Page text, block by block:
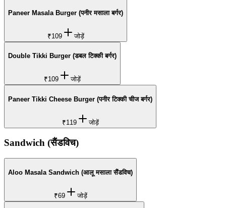
Paneer Masala Burger (पनीर मसाला बर्गर)
₹109 जोड़ें
Double Tikki Burger (डबल टिक्की बर्गर)
₹109 जोड़ें
Paneer Tikki Cheese Burger (पनीर टिक्की चीज बर्गर)
₹119 जोड़ें
Sandwich (सैंडविच)
Aloo Masala Sandwich (आलू मसाला सैंडविच)
₹69 जोड़ें